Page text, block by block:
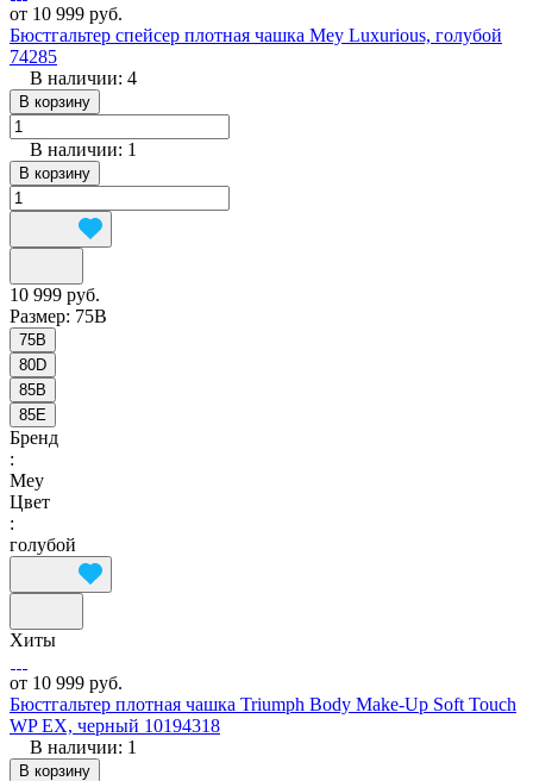
от 10 999 руб.
Бюстгальтер спейсер плотная чашка Mey Luxurious, голубой
74285
В наличии: 4
В корзину
В наличии: 1
В корзину
10 999 руб.
Размер: 75B
75B
80D
85B
85E
Бренд
:
Mey
Цвет
:
голубой
Хиты
от 10 999 руб.
Бюстгальтер плотная чашка Triumph Body Make-Up Soft Touch
WP EX, черный 10194318
В наличии: 1
В корзину